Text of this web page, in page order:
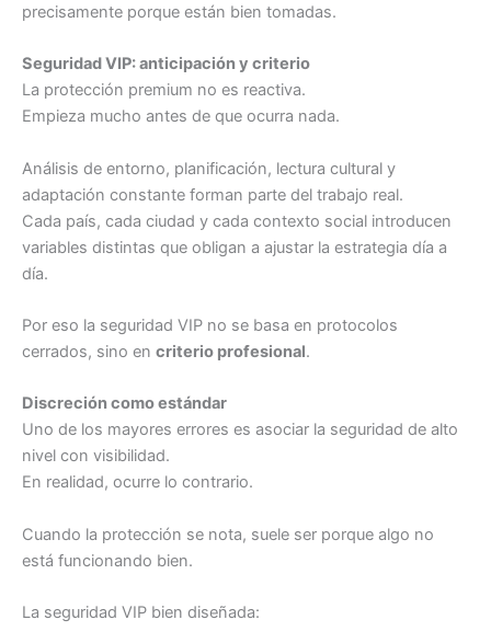
precisamente porque están bien tomadas.
Seguridad VIP: anticipación y criterio
La protección premium no es reactiva.
Empieza mucho antes de que ocurra nada.
Análisis de entorno, planificación, lectura cultural y
adaptación constante forman parte del trabajo real.
Cada país, cada ciudad y cada contexto social introducen
variables distintas que obligan a ajustar la estrategia día a
día.
Por eso la seguridad VIP no se basa en protocolos
cerrados, sino en criterio profesional.
Discreción como estándar
Uno de los mayores errores es asociar la seguridad de alto
nivel con visibilidad.
En realidad, ocurre lo contrario.
Cuando la protección se nota, suele ser porque algo no
está funcionando bien.
La seguridad VIP bien diseñada: